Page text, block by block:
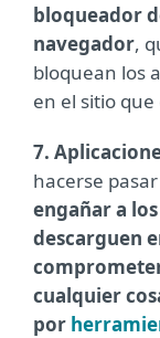
bloqueador
navegador,
bloquean los
en el sitio
7.
hacerse
engañar a
descarguen
cualquier
por